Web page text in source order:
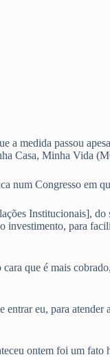
medida passou
Casa, Minha Vida
num Congresso em
Institucionais], do
investimento, para
que é mais
eu, para atender
ontem foi um